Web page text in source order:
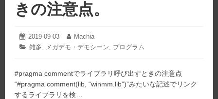
る
資
きの注意点。
投
稿
2019-09-03 2024-
07-
31
投
稿
Machia
カ
リ
ー:
雑多, メガデモ・デモシーン, プログラム
#pragma commentでライブラリ呼び出すときの注意点
“#pragma comment(lib, “winmm.lib”)”みたいな記述でリンク
するライブラリを検…